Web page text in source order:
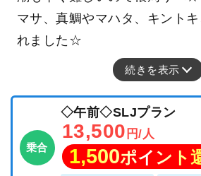
マサ、真鯛やマハタ、キント
れました☆
続きを表示
乗合
◇午前◇SLJプラン
13,500 円/人
1,500ポイント